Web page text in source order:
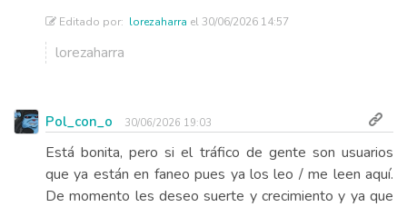
Editado por: lorezaharra el 30/06/2026 14:57
lorezaharra
Pol_con_o 30/06/2026 19:03
Está bonita, pero si el tráfico de gente son usuarios
que ya están en faneo pues ya los leo / me leen aquí.
De momento les deseo suerte y crecimiento y ya que